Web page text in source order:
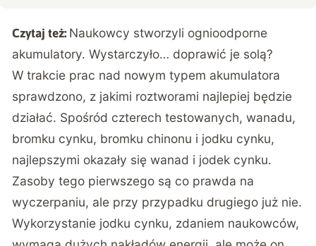
Czytaj też: Naukowcy stworzyli ognioodporne
akumulatory. Wystarczyło… doprawić je solą?
W trakcie prac nad nowym typem akumulatora
sprawdzono, z jakimi roztworami najlepiej będzie
działać. Spośród czterech testowanych, wanadu,
bromku cynku, bromku chinonu i jodku cynku,
najlepszymi okazały się wanad i jodek cynku.
Zasoby tego pierwszego są co prawda na
wyczerpaniu, ale przy przypadku drugiego już nie.
Wykorzystanie jodku cynku, zdaniem naukowców,